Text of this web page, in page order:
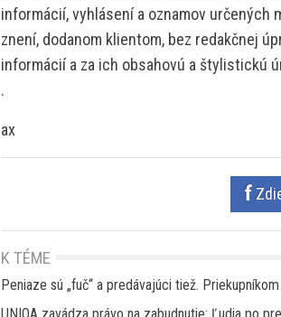
informácií, vyhlásení a oznamov určených
znení, dodanom klientom, bez redakčnej
informácií a za ich obsahovú a štylistickú
.
ax
K TÉME
Peniaze sú „fuč“ a predávajúci tiež.